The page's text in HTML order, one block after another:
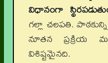
విధానంగా
గల్లా చలపతి.
నూతన ప్రక్రియ
విశిష్టమైనది.